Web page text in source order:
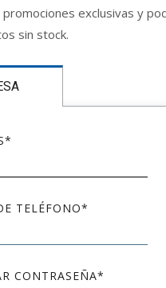
exclusivas y
sin stock.
TELÉFONO
CONTRASEÑA